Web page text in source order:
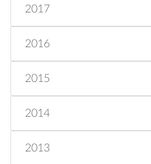
2017
2016
2015
2014
2013